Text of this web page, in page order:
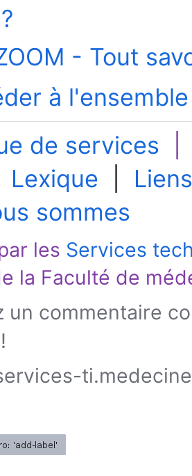
- Tout
à l'ensemble
de services
Lexique
sommes
les Services
la Faculté de
un commentaire